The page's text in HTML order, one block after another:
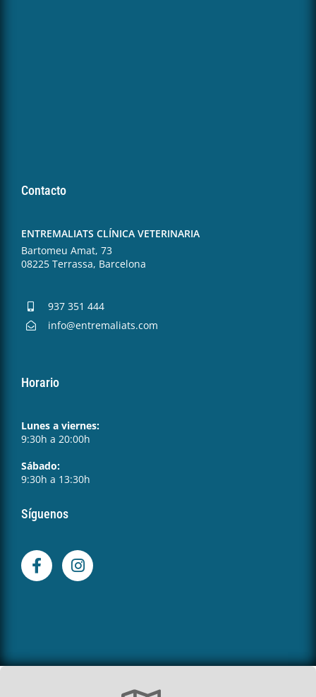
Contacto
ENTREMALIATS CLÍNICA VETERINARIA
Bartomeu Amat, 73
08225 Terrassa, Barcelona
937 351 444
info@entremaliats.com
Horario
Lunes a viernes:
9:30h a 20:00h
Sábado:
9:30h a 13:30h
Síguenos